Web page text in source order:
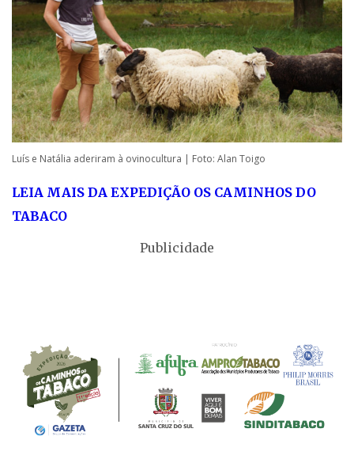
Luís e Natália aderiram à ovinocultura | Foto: Alan Toigo
LEIA MAIS DA EXPEDIÇÃO OS CAMINHOS DO
TABACO
Publicidade